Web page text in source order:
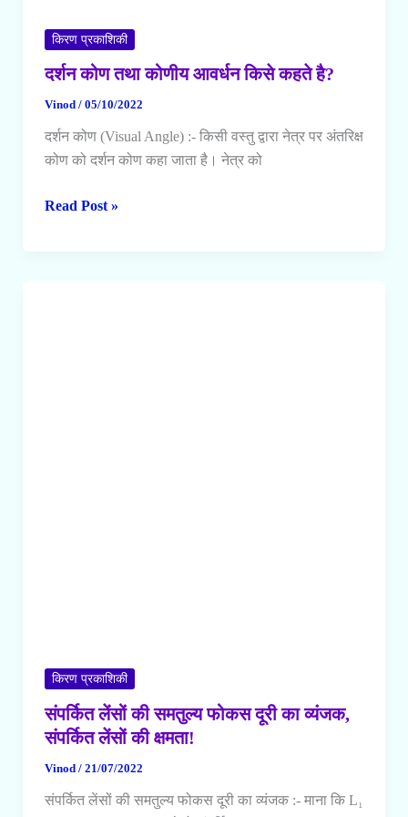
किरण प्रकाशिकी
दर्शन कोण तथा कोणीय आवर्धन किसे कहते है?
Vinod / 05/10/2022
दर्शन कोण (Visual Angle) :- किसी वस्तु द्वारा नेत्र पर अंतरिक्ष
कोण को दर्शन कोण कहा जाता है। नेत्र को
दर्शन
Read Post »
किरण प्रकाशिकी
संपर्कित लेंसों की समतुल्य फोकस दूरी का व्यंजक,
संपर्कित लेंसों की क्षमता!
Vinod / 21/07/2022
संपर्कित लेंसों की समतुल्य फोकस दूरी का व्यंजक :- माना कि L₁